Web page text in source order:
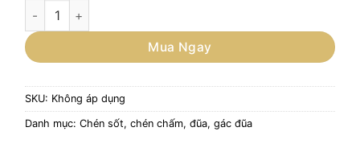
chén đĩa số lượng
Mua Ngay
SKU: Không áp dụng
Danh mục: Chén sốt, chén chấm, đũa, gác đũa